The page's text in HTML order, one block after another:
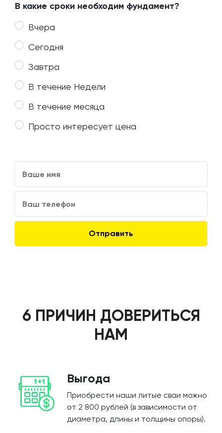
В какие сроки необходим фундамент?
Вчера
Сегодня
Завтра
В течение Недели
В течение месяца
Просто интересует цена
6 ПРИЧИН ДОВЕРИТЬСЯ
НАМ
Выгода
Приобрести наши литые сваи можно
от 2 800 рублей (в зависимости от
диаметра, длины и толщины опоры).